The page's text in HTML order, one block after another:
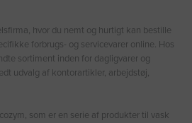
hvor du nemt og hurtigt kan bestille
forbrugs- og servicevarer online. Hos
sortiment inden for dagligvarer og
udvalg af kontorartikler, arbejdstøj,
som er en serie af produkter til vask